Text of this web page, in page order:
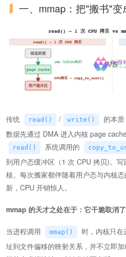
一、mmap：把"搬书"变
传统 read() / write()
的本
数据先通过 DMA 进入内核 page
read() 系统调用的
到用户态缓冲区（1 次 CPU 拷贝)。
核。每次搬家都伴随着用户态与内核
新，CPU 开销惊人。
mmap 的天才之处在于：它干脆取消了
当进程调用 mmap()
时，内核只
址到文件偏移的映射关系，并不立即